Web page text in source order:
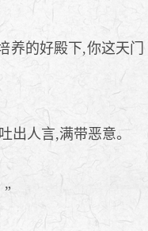
养的好殿下,你这天门
人言,满带恶意。